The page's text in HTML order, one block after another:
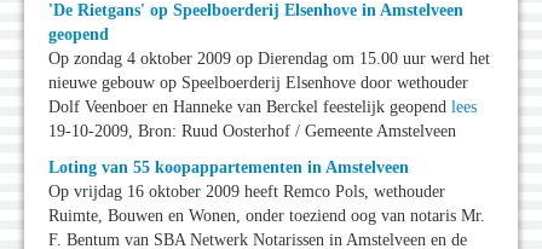
'De Rietgans' op Speelboerderij Elsenhove in Amstelveen
geopend
Op zondag 4 oktober 2009 op Dierendag om 15.00 uur werd het
nieuwe gebouw op Speelboerderij Elsenhove door wethouder
Dolf Veenboer en Hanneke van Berckel feestelijk geopend lees
19-10-2009, Bron: Ruud Oosterhof / Gemeente Amstelveen
Loting van 55 koopappartementen in Amstelveen
Op vrijdag 16 oktober 2009 heeft Remco Pols, wethouder
Ruimte, Bouwen en Wonen, onder toeziend oog van notaris Mr.
F. Bentum van SBA Netwerk Notarissen in Amstelveen en de